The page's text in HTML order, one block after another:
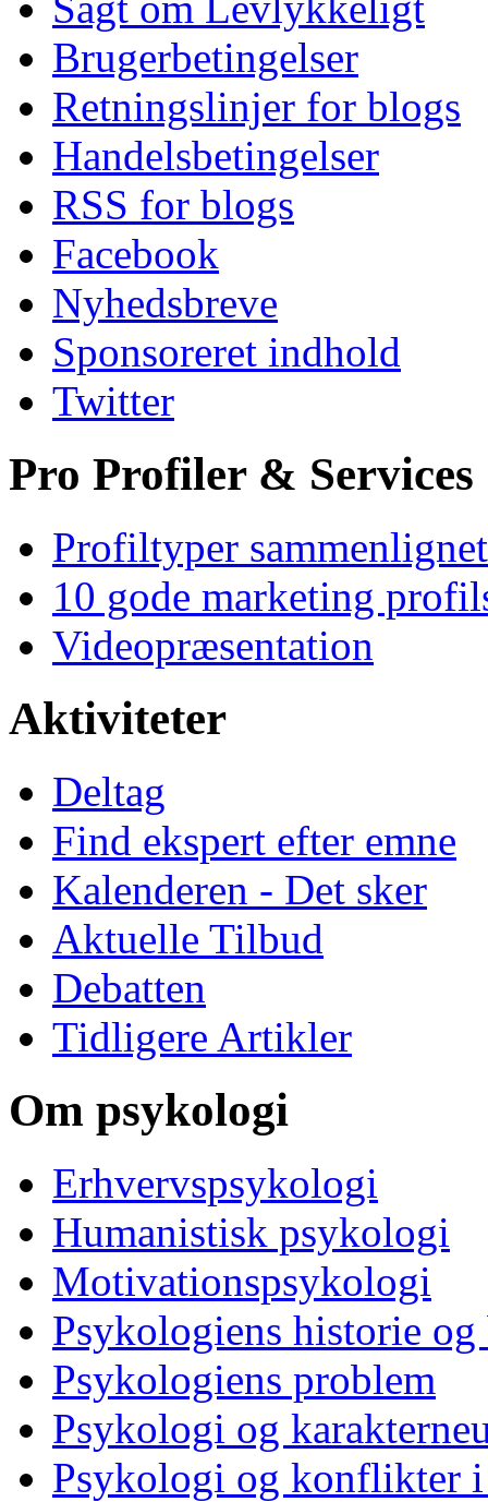
Brugerbetingelser
Retningslinjer for blogs
Handelsbetingelser
RSS for blogs
Facebook
Nyhedsbreve
Sponsoreret indhold
Twitter
Pro Profiler & Services
Profiltyper sammenlignet
10 gode marketing
Videopræsentation
Aktiviteter
Deltag
Find ekspert efter emne
Kalenderen - Det sker
Aktuelle Tilbud
Debatten
Tidligere Artikler
Om psykologi
Erhvervspsykologi
Humanistisk psykologi
Motivationspsykologi
Psykologiens historie og
Psykologiens problem
Psykologi og
Psykologi og konflikter